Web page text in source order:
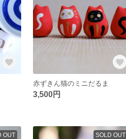
赤ずきん猫のミニだるま
3,500円
OUT SOLD OUT